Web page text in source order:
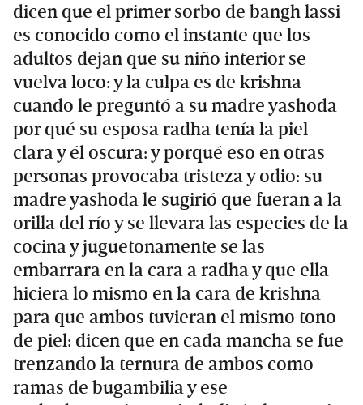
dicen que el primer sorbo de bangh lassi
es conocido como el instante que los
adultos dejan que su niño interior se
vuelva loco: y la culpa es de krishna
cuando le preguntó a su madre yashoda
por qué su esposa radha tenía la piel
clara y él oscura: y porqué eso en otras
personas provocaba tristeza y odio: su
madre yashoda le sugirió que fueran a la
orilla del río y se llevara las especies de la
cocina y juguetonamente se las
embarrara en la cara a radha y que ella
hiciera lo mismo en la cara de krishna
para que ambos tuvieran el mismo tono
de piel: dicen que en cada mancha se fue
trenzando la ternura de ambos como
ramas de bugambilia y ese